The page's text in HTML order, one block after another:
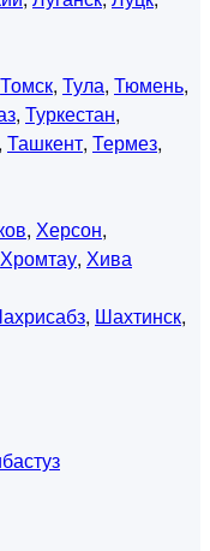
Томск, Тула, Тюмень,
, Туркестан,
, Ташкент, Термез,
, Херсон,
Хромтау, Хива
, Шахтинск,